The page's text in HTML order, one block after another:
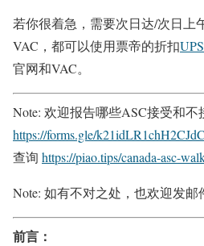
若你很着急，需要次日达/次日上
VAC，都可以使用票帝的折扣
官网和VAC。
Note: 欢迎报告哪些ASC接受和不
https://forms.gle/
查询 https://piao.tips/canada-asc-
Note: 如有不对之处，也欢迎发邮
前言：